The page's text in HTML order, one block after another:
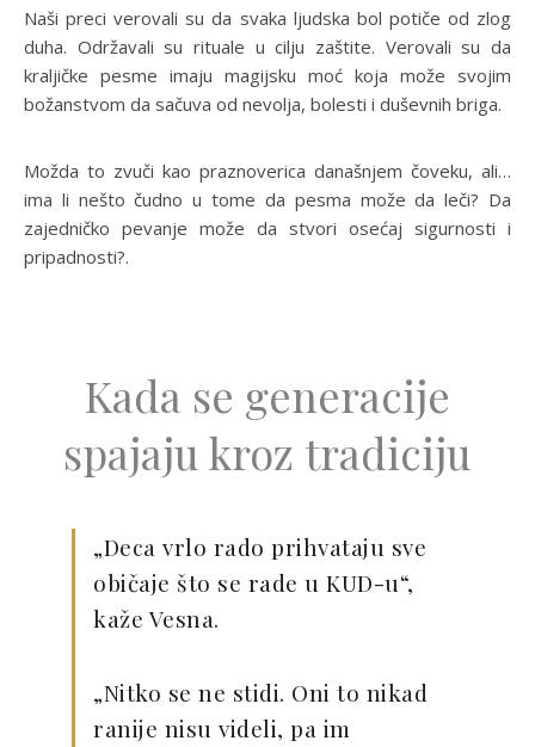
Naši preci verovali su da svaka ljudska bol potiče od zlog
duha. Održavali su rituale u cilju zaštite. Verovali su da
kraljičke pesme imaju magijsku moć koja može svojim
božanstvom da sačuva od nevolja, bolesti i duševnih briga.
Možda to zvuči kao praznoverica današnjem čoveku, ali…
ima li nešto čudno u tome da pesma može da leči? Da
zajedničko pevanje može da stvori osećaj sigurnosti i
pripadnosti?.
Kada se generacije
spajaju kroz tradiciju
„Deca vrlo rado prihvataju sve
običaje što se rade u KUD-u“,
kaže Vesna.
„Nitko se ne stidi. Oni to nikad
ranije nisu videli, pa im